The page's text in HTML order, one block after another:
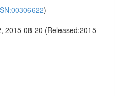
)
2015-08-20 (Released:2015-